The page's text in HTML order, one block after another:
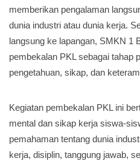
memberikan pengalaman
dunia industri atau dunia kerja.
langsung ke lapangan, SMKN 1
pembekalan PKL sebagai tahap
pengetahuan, sikap, dan
Kegiatan pembekalan PKL ini
mental dan sikap kerja siswa-
pemahaman tentang dunia
kerja, disiplin, tanggung jawab,